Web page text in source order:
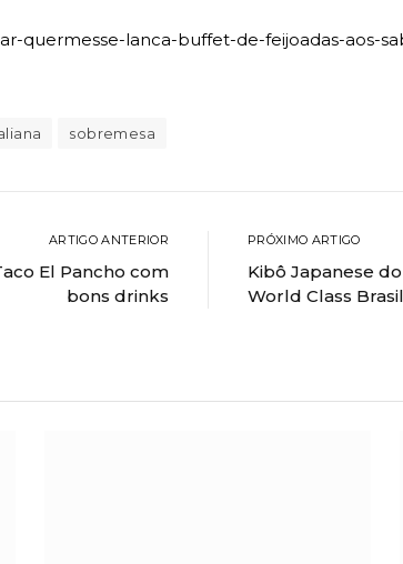
quermesse-lanca-buffet-de-feijoadas-aos-
sobremesa
ARTIGO ANTERIOR
El Pancho com
bons drinks
PRÓXIMO ARTIGO
Kibô Japanese
World Class Brasil